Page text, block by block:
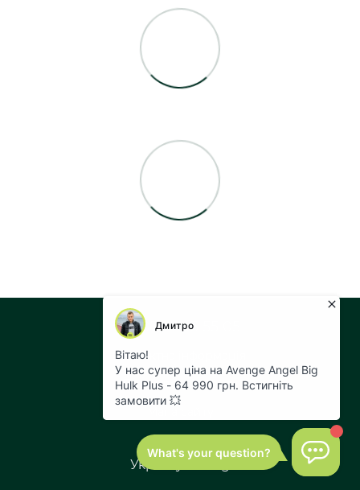
+38 073 043 55 05
Контактна інформація
Повна версія сайту
Укр Рус Eng